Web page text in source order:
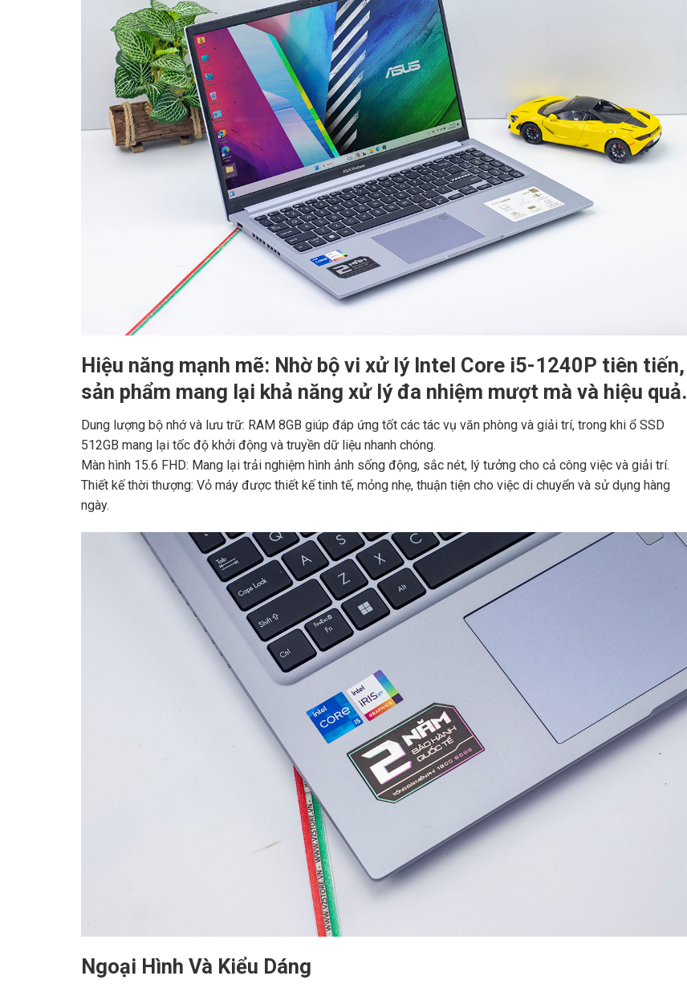
Hiệu năng mạnh mẽ: Nhờ bộ vi xử lý Intel Core i5-1240P tiên tiến,
sản phẩm mang lại khả năng xử lý đa nhiệm mượt mà và hiệu quả.
Dung lượng bộ nhớ và lưu trữ: RAM 8GB giúp đáp ứng tốt các tác vụ văn phòng và giải trí, trong khi ổ SSD
512GB mang lại tốc độ khởi động và truyền dữ liệu nhanh chóng.
Màn hình 15.6 FHD: Mang lại trải nghiệm hình ảnh sống động, sắc nét, lý tưởng cho cả công việc và giải trí.
Thiết kế thời thượng: Vỏ máy được thiết kế tinh tế, mỏng nhẹ, thuận tiện cho việc di chuyển và sử dụng hàng
ngày.
Ngoại Hình Và Kiểu Dáng